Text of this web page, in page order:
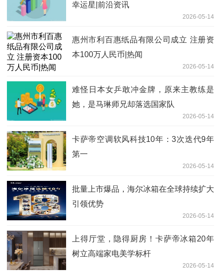
幸运星|前沿资讯
2026-05-14
惠州市利百惠纸品有限公司成立 注册资
本100万人民币|热闻
2026-05-14
难怪日本女乒敢冲金牌，原来主教练是
她，是马琳师兄却落选国家队
2026-05-14
卡萨帝空调软风科技10年：3次迭代9年
第一
2026-05-14
批量上市爆品，海尔冰箱在全球持续扩大
引领优势
2026-05-14
上得厅堂，隐得厨房！卡萨帝冰箱20年
树立高端家电美学标杆
2026-05-14